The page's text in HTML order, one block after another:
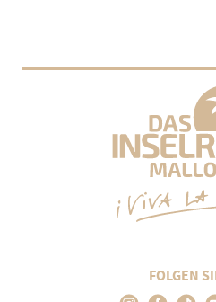
FOLGEN